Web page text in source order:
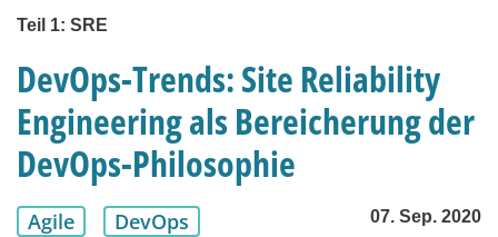
Teil 1: SRE
DevOps-Trends: Site Reliability
Engineering als Bereicherung der
DevOps-Philosophie
Agile DevOps 07. Sep. 2020